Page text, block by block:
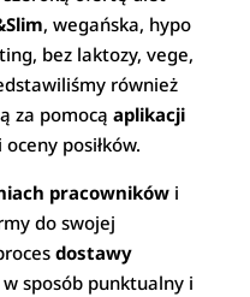
, wegańska, hypo
bez laktozy, vege,
również
za pomocąaplikacji
posiłków.
pracowników i
do swojej
dostawy
sposób punktualny i